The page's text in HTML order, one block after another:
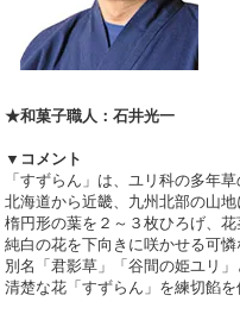
★和菓子職人：石井光一
▼コメント
「すずらん」は、ユリ科の多年草
北海道から近畿、九州北部の山地
楕円形の葉を２～３枚ひろげ、
純白の花を下向きに咲かせる可憐
別名「君影草」「谷間の姫ユリ」
清楚な花「すずらん」を練切餡を